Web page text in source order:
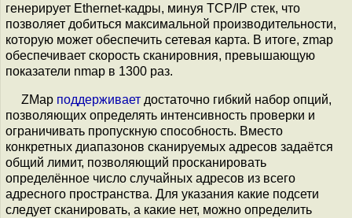
генерирует Ethernet-кадры, минуя TCP/IP стек, что
позволяет добиться максимальной производительности,
которую может обеспечить сетевая карта. В итоге, zmap
обеспечивает скорость сканировния, превышающую
показатели nmap в 1300 раз.
ZMap поддерживает достаточно гибкий набор опций,
позволяющих определять интенсивность проверки и
ограничивать пропускную способность. Вместо
конкретных диапазонов сканируемых адресов задаётся
общий лимит, позволяющий просканировать
определённое число случайных адресов из всего
адресного пространства. Для указания какие подсети
следует сканировать, а какие нет, можно определить